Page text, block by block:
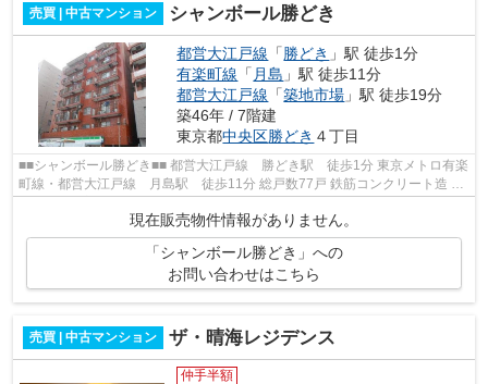
売買 | 中古マンション シャンボール勝どき
都営大江戸線 「 勝どき 」駅 徒歩1分
有楽町線 「 月島 」駅 徒歩11分
都営大江戸線 「築地市場 」駅 徒歩19分
築46年 / 7階建
東京都中央区勝どき ４丁目
■■シャンボール勝どき■■ 都営大江戸線 勝どき駅 徒歩1分 東京メトロ有楽
町線・都営大江戸線 月島駅 徒歩11分 総戸数77戸 鉄筋コンクリート造 昭
現在販売物件情報がありません。
「シャンボール勝どき」への
お問い合わせはこちら
売買 | 中古マンション ザ・晴海レジデンス
仲手半額